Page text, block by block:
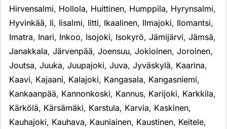
Hirvensalmi, Hollola, Huittinen, Humppila, Hyrynsalmi,
Hyvinkää, Ii, Iisalmi, Iitti, Ikaalinen, Ilmajoki, Ilomantsi,
Imatra, Inari, Inkoo, Isojoki, Isokyrö, Jämijärvi, Jämsä,
Janakkala, Järvenpää, Joensuu, Jokioinen, Joroinen,
Joutsa, Juuka, Juupajoki, Juva, Jyväskylä, Kaarina,
Kaavi, Kajaani, Kalajoki, Kangasala, Kangasniemi,
Kankaanpää, Kannonkoski, Kannus, Karijoki, Karkkila,
Kärkölä, Kärsämäki, Karstula, Karvia, Kaskinen,
Kauhajoki, Kauhava, Kauniainen, Kaustinen, Keitele,